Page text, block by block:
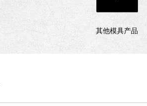
其他模具产品